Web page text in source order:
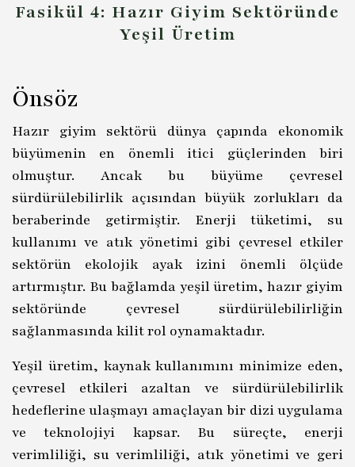
Fasikül 4: Hazır Giyim Sektöründe
Yeşil Üretim
Önsöz
Hazır giyim sektörü dünya çapında ekonomik
büyümenin en önemli itici güçlerinden biri
olmuştur. Ancak bu büyüme çevresel
sürdürülebilirlik açısından büyük zorlukları da
beraberinde getirmiştir. Enerji tüketimi, su
kullanımı ve atık yönetimi gibi çevresel etkiler
sektörün ekolojik ayak izini önemli ölçüde
artırmıştır. Bu bağlamda yeşil üretim, hazır giyim
sektöründe çevresel sürdürülebilirliğin
sağlanmasında kilit rol oynamaktadır.
Yeşil üretim, kaynak kullanımını minimize eden,
çevresel etkileri azaltan ve sürdürülebilirlik
hedeflerine ulaşmayı amaçlayan bir dizi uygulama
ve teknolojiyi kapsar. Bu süreçte, enerji
verimliliği, su verimliliği, atık yönetimi ve geri